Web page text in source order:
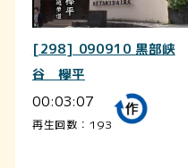
[298] 090910 黒部峡
谷 欅平
00:03:07
再生回数：193